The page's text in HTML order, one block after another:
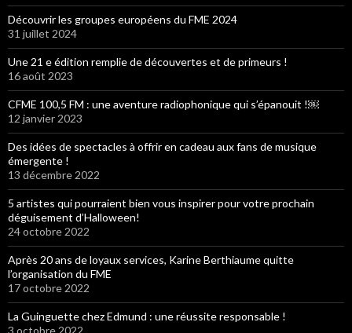
Découvrir les groupes européens du FME 2024
31 juillet 2024
Une 21 e édition remplie de découvertes et de primeurs !
16 août 2023
CFME 100,5 FM : une aventure radiophonique qui s’épanouit !￼
12 janvier 2023
Des idées de spectacles à offrir en cadeau aux fans de musique
émergente !
13 décembre 2022
5 artistes qui pourraient bien vous inspirer pour votre prochain
déguisement d’Halloween!
24 octobre 2022
Après 20 ans de loyaux services, Karine Berthiaume quitte
l’organisation du FME
17 octobre 2022
La Guinguette chez Edmund : une réussite responsable !
3 octobre 2022